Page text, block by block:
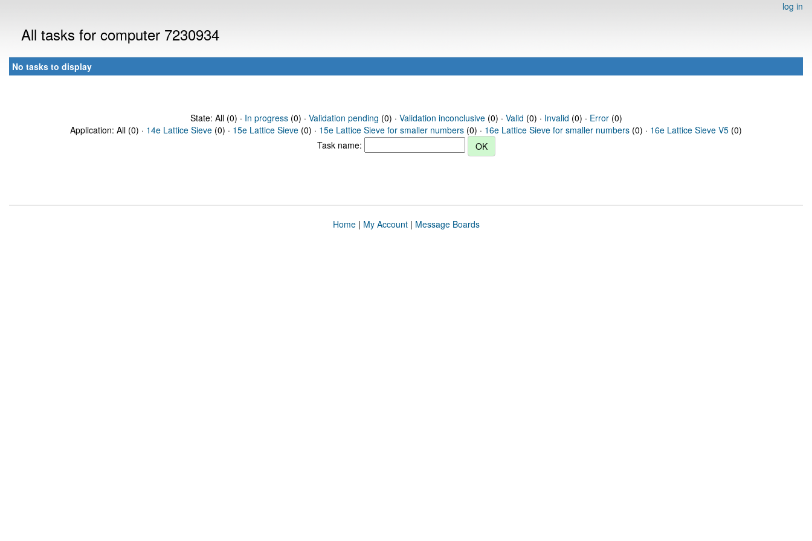
log in
All tasks for computer 7230934
No tasks to display
State: All (0) · In progress(0) · Validation pending (0) · Validation inconclusive(0) · Valid (0) · Invalid (0) · Error(0)
Application: All (0) · 14e Lattice Sieve (0) · 15e Lattice Sieve (0) · 15e Lattice Sieve for smaller numbers (0) · 16e Lattice Sieve for smaller numbers (0) · 16e Lattice Sieve V5 (0)
Task name:
Home| My Account| Message Boards